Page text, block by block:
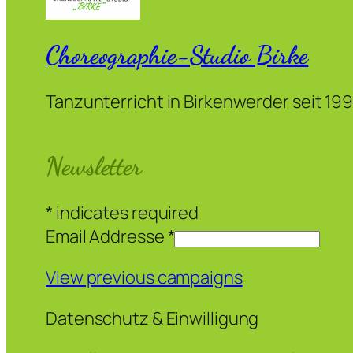
Choreographie-Studio Birke
Tanzunterricht in Birkenwerder seit
Newsletter
* indicates required
Email Addresse *
View previous campaigns
Datenschutz & Einwilligung